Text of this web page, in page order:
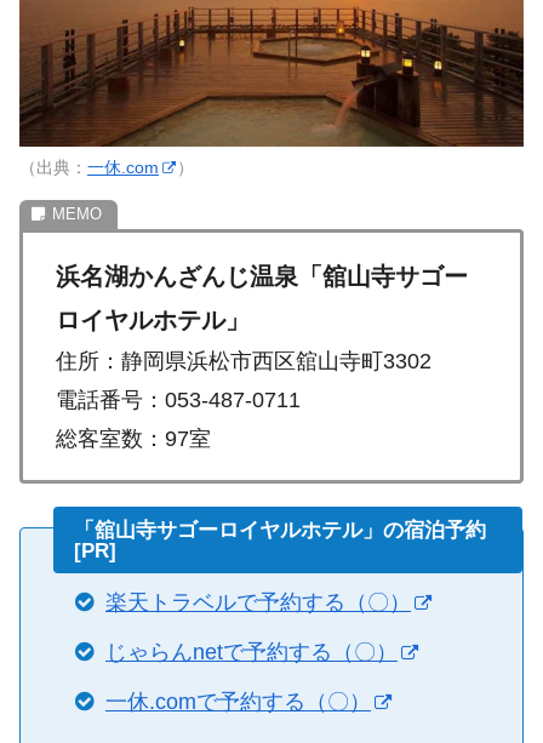
（出典： 一休.com ）
浜名湖かんざんじ温泉「舘山寺サゴー
ロイヤルホテル」
住所：静岡県浜松市西区舘山寺町3302
電話番号：053-487-0711
総客室数：97室
「舘山寺サゴーロイヤルホテル」の宿泊予約
[PR]
楽天トラベルで予約する（〇）
じゃらんnetで予約する（〇）
一休.comで予約する（〇）